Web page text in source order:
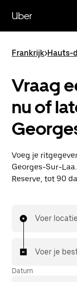
naar
hoofdinhoud
Uber
Frankrijk>Hauts-
Vraag
nu of
Voeg je
Georges-Sur-
Reserve, tot 90
Voer
Voer je
Datum